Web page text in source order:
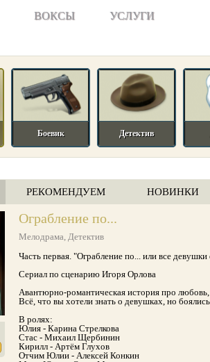
ВОКСЫ УСЛУГИ
Боевик Детектив
РЕКОМЕНДУЕМ НОВИНКИ
Ограбление по...
Мелодрама, Детектив
Часть первая. "Ограбление по... или все
Сериал по сценарию Игоря Орлова
Авантюрно-романтическая история про
Всё, что вы хотели знать о девушках, но
В ролях:
Юлия - Карина Стрелкова
Стас - Михаил Щербинин
Кирилл - Артём Глухов
Отчим Юлии - Алексей Конкин